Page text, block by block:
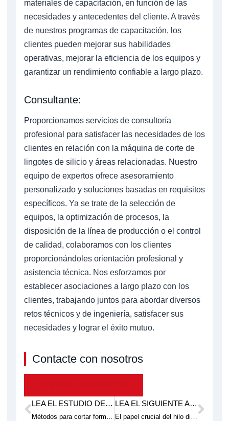
materiales de capacitación, en función de las
necesidades y antecedentes del cliente. A través
de nuestros programas de capacitación, los
clientes pueden mejorar sus habilidades
operativas, mejorar la eficiencia de los equipos y
garantizar un rendimiento confiable a largo plazo.
Consultante:
Proporcionamos servicios de consultoría
profesional para satisfacer las necesidades de los
clientes en relación con la máquina de corte de
lingotes de silicio y áreas relacionadas. Nuestro
equipo de expertos ofrece asesoramiento
personalizado y soluciones basadas en requisitos
específicos. Ya se trate de la selección de
equipos, la optimización de procesos, la
disposición de la línea de producción o el control
de calidad, colaboramos con los clientes
proporcionándoles orientación profesional y
asistencia técnica. Nos esforzamos por
establecer asociaciones a largo plazo con los
clientes, trabajando juntos para abordar diversos
retos técnicos y de ingeniería, satisfacer sus
necesidades y lograr el éxito mutuo.
Contacte con nosotros
Anterior LEA EL ESTUDIO DE CASO ANTERIOR.
Métodos para cortar formas complejas utilizando alambre de diamante sin fin
LEA EL SIGUIENTE ARTÍCULO TÉCNICO.
El papel crucial del hilo diamantado sin fin en la fabricación de semiconductores